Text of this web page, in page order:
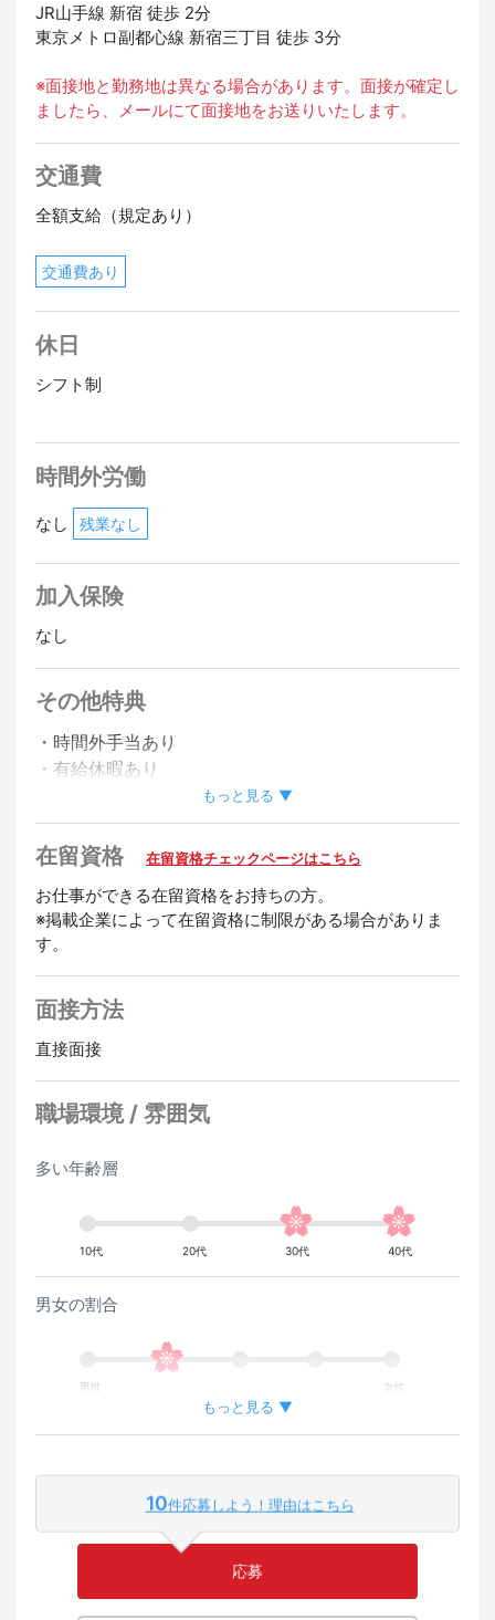
JR山手線 新宿 徒歩 2分
東京メトロ副都心線 新宿三丁目 徒歩 3分
※面接地と勤務地は異なる場合があります。面接が確定し
ましたら、メールにて面接地をお送りいたします。
交通費
全額支給（規定あり）
交通費あり
休日
シフト制
時間外労働
なし 残業なし
加入保険
なし
その他特典
・時間外手当あり
・有給休暇あり
歓迎
英語スピーカー歓迎 中国語スピーカー歓迎
カー歓迎 ポルトガル語スピーカー歓迎
もっと見る ▼
在留資格 在留資格チェックページはこちら
お仕事ができる在留資格をお持ちの方。
※掲載企業によって在留資格に制限がある場合がありま
す。
面接方法
直接面接
職場環境 / 雰囲気
多い年齢層
10代 20代 30代 40代
男女の割合
男性 女性
外国人が働いている割合
英語または母国語を活かせる環境
もっと見る ▼
10件応募しよう！理由はこちら
応募